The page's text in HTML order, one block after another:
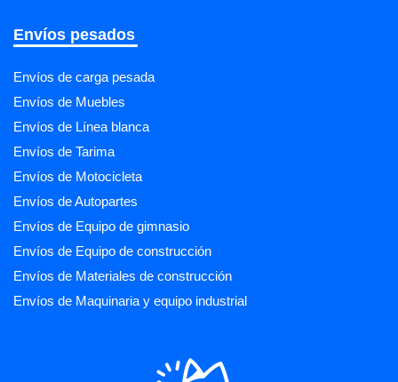
Envíos pesados
Envíos de carga pesada
Envíos de Muebles
Envíos de Línea blanca
Envíos de Tarima
Envíos de Motocicleta
Envíos de Autopartes
Envíos de Equipo de gimnasio
Envíos de Equipo de construcción
Envíos de Materiales de construcción
Envíos de Maquinaria y equipo industrial